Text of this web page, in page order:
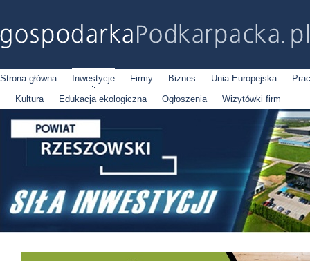
Strona główna Inwestycje Firmy Biznes Unia Europejska
Kultura
Edukacja ekologiczna Ogłoszenia Wizytówki firm